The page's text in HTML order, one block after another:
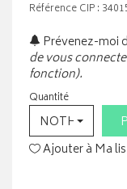
Référence CIP :
Prévenez-moi
de vous
fonction).
Quantité
NOTHING
Ajouter à Ma